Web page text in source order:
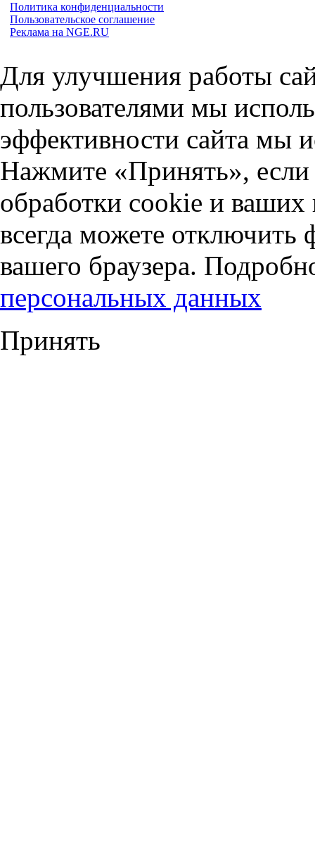
Политика конфиденциальности
Пользовательское соглашение
Реклама на NGE.RU
Для улучшения работы
пользователями мы
эффективности сайта мы
Нажмите «Принять», если
обработки cookie и
всегда можете отключить
вашего браузера.
персональных данных
Принять